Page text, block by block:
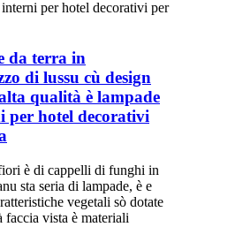
da terra in
di lussu cù design
qualità è lampade
per hotel decorativi
è di cappelli di funghi in
sta seria di lampade, è e
vegetali sò dotate
faccia vista è materiali